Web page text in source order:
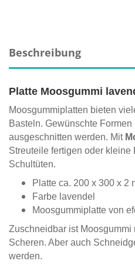
Beschreibung
Platte Moosgummi
Moosgummiplatten bieten
Basteln. Gewünschte
ausgeschnitten werden. Mit
Streuteile fertigen oder kleine
Schultüten.
Platte ca. 200 x 300 x 2
Farbe lavendel
Moosgummiplatte von
Zuschneidbar ist
Scheren. Aber auch
werden.